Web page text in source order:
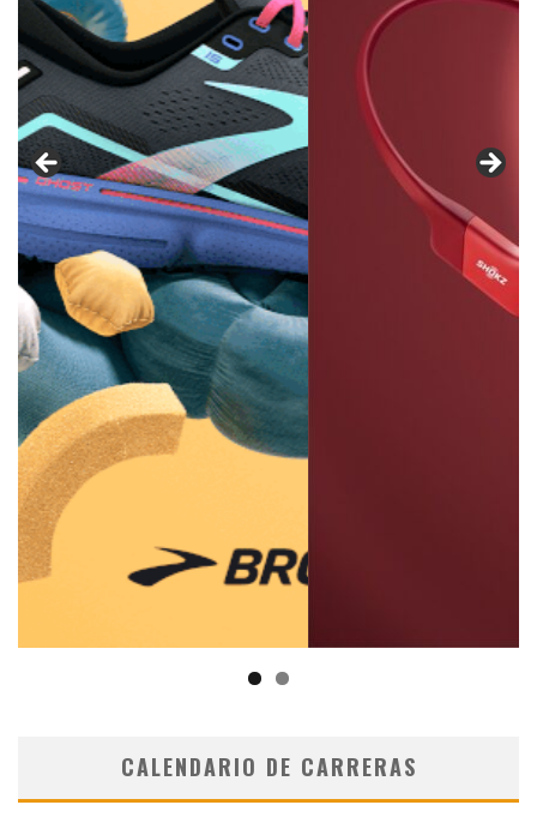
CALENDARIO DE CARRERAS